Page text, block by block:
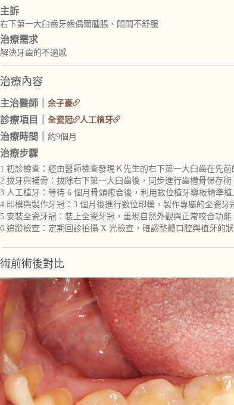
主訴
右下第一大臼齒牙齒偶爾腫脹、悶悶不舒服
治療需求
解決牙齒的不適感
治療內容
主治醫師｜ 余子豪
診療項目｜ 全瓷冠 人工植牙
治療時間｜ 約9個月
治療步驟
1.初診檢查：經由醫師檢查發現Ｋ先生的右下第一大臼齒在先
2.拔牙與補骨：拔除右下第一大臼齒後，同步進行齒槽骨保存
3.人工植牙：等待 6 個月骨頭癒合後，利用數位植牙導板精準植
4.印模與製作牙冠：3 個月後進行數位印模，製作專屬的全瓷牙
5.安裝全瓷牙冠：裝上全瓷牙冠，重現自然外觀與正常咬合功能
6.追蹤檢查：定期回診拍攝 X 光檢查，確認整體口腔與植牙的狀
術前術後對比